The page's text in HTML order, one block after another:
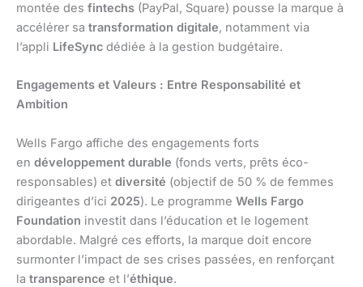
montée des fintechs (PayPal, Square) pousse la marque à
accélérer sa transformation digitale, notamment via
l’appli LifeSync dédiée à la gestion budgétaire.
Engagements et Valeurs : Entre Responsabilité et
Ambition
Wells Fargo affiche des engagements forts
en développement durable (fonds verts, prêts éco-
responsables) et diversité (objectif de 50 % de femmes
dirigeantes d’ici 2025). Le programme Wells Fargo
Foundation investit dans l’éducation et le logement
abordable. Malgré ces efforts, la marque doit encore
surmonter l’impact de ses crises passées, en renforçant
la transparence et l’éthique.